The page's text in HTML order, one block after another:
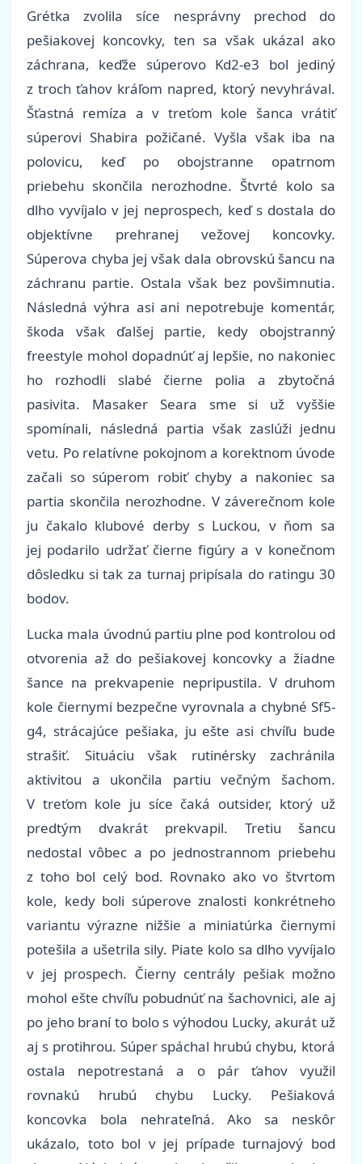
Grétka zvolila síce nesprávny prechod do
pešiakovej koncovky, ten sa však ukázal ako
záchrana, keďže súperovo Kd2-e3 bol jediný
z troch ťahov kráľom napred, ktorý nevyhrával.
Šťastná remíza a v treťom kole šanca vrátiť
súperovi Shabira požičané. Vyšla však iba na
polovicu, keď po obojstranne opatrnom
priebehu skončila nerozhodne. Štvrté kolo sa
dlho vyvíjalo v jej neprospech, keď s dostala do
objektívne prehranej vežovej koncovky.
Súperova chyba jej však dala obrovskú šancu na
záchranu partie. Ostala však bez povšimnutia.
Následná výhra asi ani nepotrebuje komentár,
škoda však ďalšej partie, kedy obojstranný
freestyle mohol dopadnúť aj lepšie, no nakoniec
ho rozhodli slabé čierne polia a zbytočná
pasivita. Masaker Seara sme si už vyššie
spomínali, následná partia však zaslúži jednu
vetu. Po relatívne pokojnom a korektnom úvode
začali so súperom robiť chyby a nakoniec sa
partia skončila nerozhodne. V záverečnom kole
ju čakalo klubové derby s Luckou, v ňom sa
jej podarilo udržať čierne figúry a v konečnom
dôsledku si tak za turnaj pripísala do ratingu 30
bodov.
Lucka mala úvodnú partiu plne pod kontrolou od
otvorenia až do pešiakovej koncovky a žiadne
šance na prekvapenie nepripustila. V druhom
kole čiernymi bezpečne vyrovnala a chybné Sf5-
g4, strácajúce pešiaka, ju ešte asi chvíľu bude
strašiť. Situáciu však rutinérsky zachránila
aktivitou a ukončila partiu večným šachom.
V treťom kole ju síce čaká outsider, ktorý už
predtým dvakrát prekvapil. Tretiu šancu
nedostal vôbec a po jednostrannom priebehu
z toho bol celý bod. Rovnako ako vo štvrtom
kole, kedy boli súperove znalosti konkrétneho
variantu výrazne nižšie a miniatúrka čiernymi
potešila a ušetrila sily. Piate kolo sa dlho vyvíjalo
v jej prospech. Čierny centrály pešiak možno
mohol ešte chvíľu pobudnúť na šachovnici, ale aj
po jeho braní to bolo s výhodou Lucky, akurát už
aj s protihrou. Súper spáchal hrubú chybu, ktorá
ostala nepotrestaná a o pár ťahov využil
rovnakú hrubú chybu Lucky. Pešiaková
koncovka bola nehrateľná. Ako sa neskôr
ukázalo, toto bol v jej prípade turnajový bod